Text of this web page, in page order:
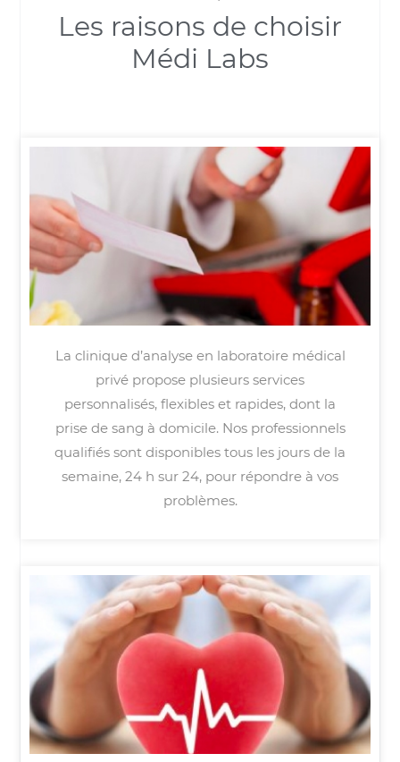
Les raisons de choisir
Médi Labs
La clinique d’analyse en laboratoire médical
privé propose plusieurs services
personnalisés, flexibles et rapides, dont la
prise de sang à domicile. Nos professionnels
qualifiés sont disponibles tous les jours de la
semaine, 24 h sur 24, pour répondre à vos
problèmes.